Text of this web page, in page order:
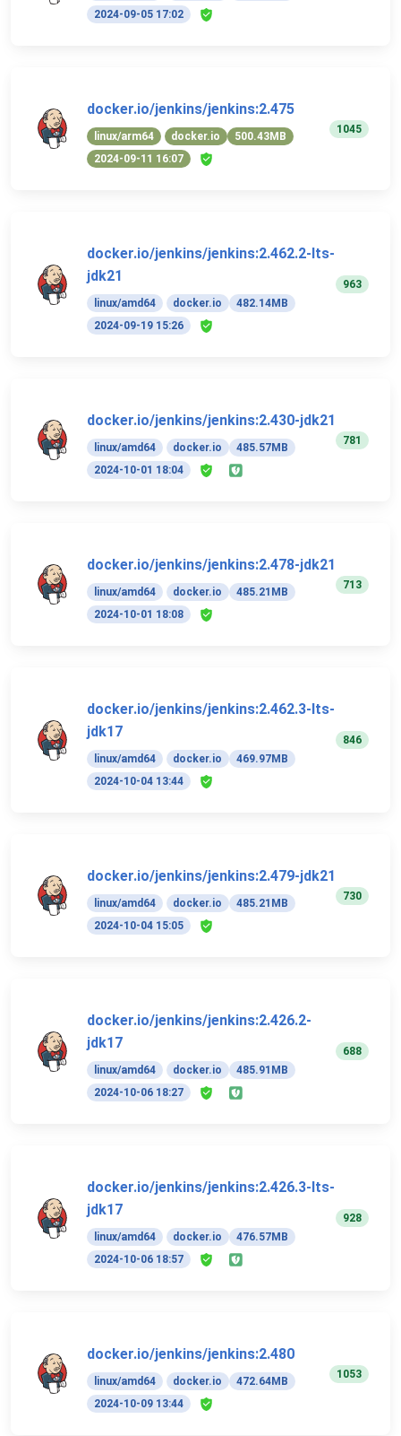
2024-09-05 17:02
docker.io/jenkins/jenkins:2.475
linux/arm64 docker.io
500.43MB
2024-09-11 16:07
1045
docker.io/jenkins/jenkins:2.462.2-lts-
jdk21
linux/amd64 docker.io
482.14MB
2024-09-19 15:26
963
docker.io/jenkins/jenkins:2.430-jdk21
linux/amd64 docker.io
485.57MB
2024-10-01 18:04
781
docker.io/jenkins/jenkins:2.478-jdk21
linux/amd64 docker.io
485.21MB
2024-10-01 18:08
713
docker.io/jenkins/jenkins:2.462.3-lts-
jdk17
linux/amd64 docker.io
469.97MB
2024-10-04 13:44
846
docker.io/jenkins/jenkins:2.479-jdk21
linux/amd64 docker.io
485.21MB
2024-10-04 15:05
730
docker.io/jenkins/jenkins:2.426.2-
jdk17
linux/amd64 docker.io
485.91MB
2024-10-06 18:27
688
docker.io/jenkins/jenkins:2.426.3-lts-
jdk17
linux/amd64 docker.io
476.57MB
2024-10-06 18:57
928
docker.io/jenkins/jenkins:2.480
linux/amd64 docker.io
472.64MB
2024-10-09 13:44
1053